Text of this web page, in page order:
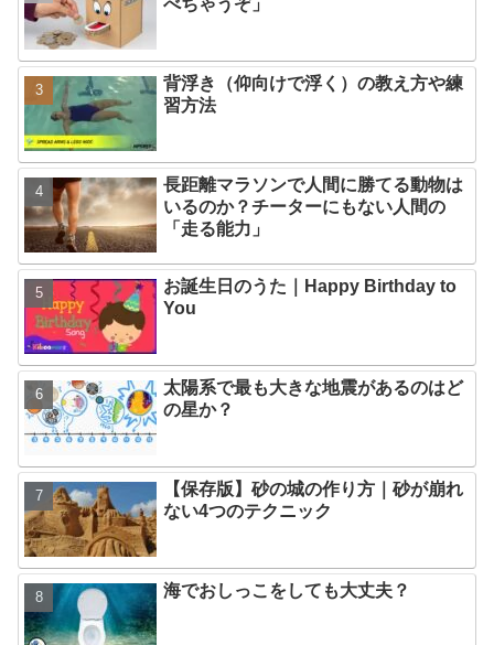
べちゃうぞ」
背浮き（仰向けで浮く）の教え方や練
習方法
長距離マラソンで人間に勝てる動物は
いるのか？チーターにもない人間の
「走る能力」
お誕生日のうた｜Happy Birthday to
You
太陽系で最も大きな地震があるのはど
の星か？
【保存版】砂の城の作り方｜砂が崩れ
ない4つのテクニック
海でおしっこをしても大丈夫？